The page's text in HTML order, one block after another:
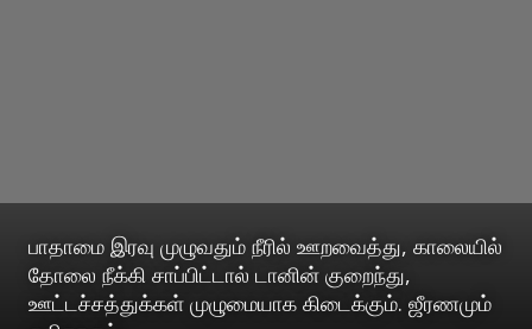
பாதாமை இரவு முழுவதும் நீரில் ஊறவைத்து, காலையில்
தோலை நீக்கி சாப்பிட்டால் டானின் குறைந்து,
ஊட்டச்சத்துக்கள் முழுமையாக கிடைக்கும். ஜீரணமும்